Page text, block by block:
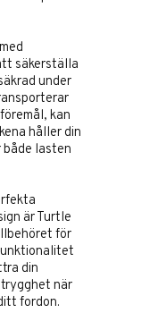
säkerställa
under
kan
håller din
lasten
är Turtle
för
din
när
fordon.